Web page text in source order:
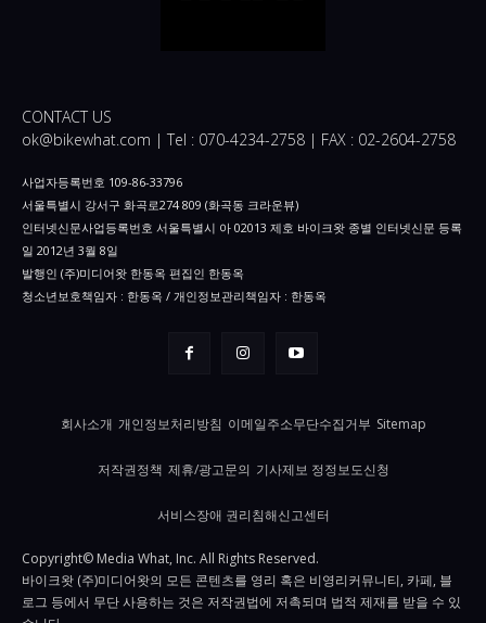
CONTACT US
ok@bikewhat.com | Tel : 070-4234-2758 | FAX : 02-2604-2758
사업자등록번호 109-86-33796
서울특별시 강서구 화곡로274 809 (화곡동 크라운뷰)
인터넷신문사업등록번호 서울특별시 아 02013 제호 바이크왓 종별 인터넷신문 등록
일 2012년 3월 8일
발행인 (주)미디어왓 한동옥 편집인 한동옥
청소년보호책임자 : 한동옥 / 개인정보관리책임자 : 한동옥
회사소개 개인정보처리방침 이메일주소무단수집거부 Sitemap
저작권정책 제휴/광고문의 기사제보 정정보도신청
서비스장애 권리침해신고센터
Copyright© Media What, Inc. All Rights Reserved.
바이크왓 (주)미디어왓의 모든 콘텐츠를 영리 혹은 비영리커뮤니티, 카페, 블
로그 등에서 무단 사용하는 것은 저작권법에 저촉되며 법적 제재를 받을 수 있